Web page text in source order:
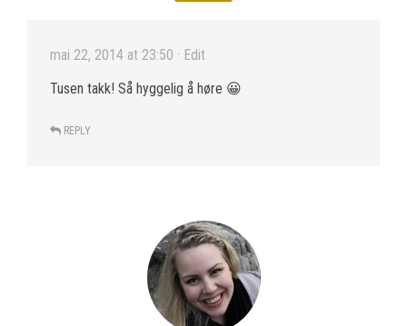
mai 22, 2014 at 23:50 · Edit
Tusen takk! Så hyggelig å høre 😀
REPLY